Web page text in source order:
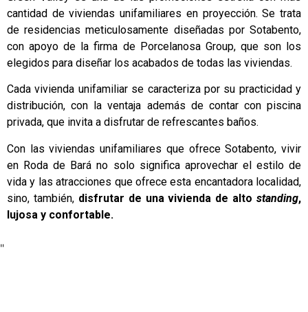
cantidad de viviendas unifamiliares en proyección. Se trata
de residencias meticulosamente diseñadas por Sotabento,
con apoyo de la firma de Porcelanosa Group, que son los
elegidos para diseñar los acabados de todas las viviendas.
Cada vivienda unifamiliar se caracteriza por su practicidad y
distribución, con la ventaja además de contar con piscina
privada, que invita a disfrutar de refrescantes baños.
Con las viviendas unifamiliares que ofrece Sotabento, vivir
en Roda de Bará no solo significa aprovechar el estilo de
vida y las atracciones que ofrece esta encantadora localidad,
sino, también,disfrutar de una vivienda de alto standing,
lujosa y confortable.
"